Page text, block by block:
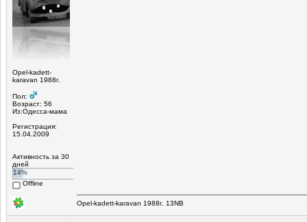
Opel-kadett-
karavan 1988г.
Пол:
Возраст: 56
Из:Одесса-мама
Регистрация:
15.04.2009
Активность за 30
дней
14%
Offline
Opel-kadett-karavan 1988г. 13NB